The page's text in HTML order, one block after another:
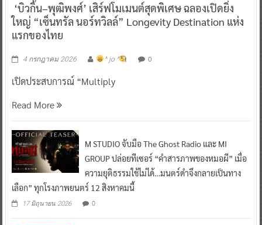
‘บิวกิ้น–พุฒิพงศ์’ เสิร์ฟโมเมนต์สุดพิเศษ ฉลองเปิดยิ่ง
ใหญ่ “เซ็นทรัล นอร์ทวิลล์” Longevity Destination แห่ง
แรกของไทย
4 กรกฎาคม 2026 ^ jo ^ 0
เปิดประสบการณ์ “Multiply
Read More
M STUDIO จับมือ The Ghost Radio และ MI
GROUP ปล่อยทีเซอร์ “คำสารภาพของหมอผี” เมื่อ
ความยุติธรรมใช้ไม่ได้…มนตร์ดำจึงกลายเป็นทาง
เลือก” ทุกโรงภาพยนตร์ 12 สิงหาคมนี้
17 มิถุนายน 2026 0